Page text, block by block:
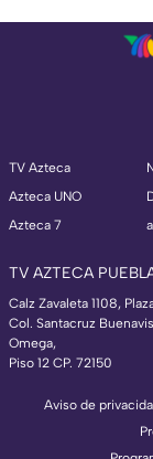
TV Azteca
Azteca UNO
Azteca 7
TV AZTECA
Calz Zavaleta 1108,
Col. Santacruz
Omega,
Piso 12 CP. 72150
Aviso de